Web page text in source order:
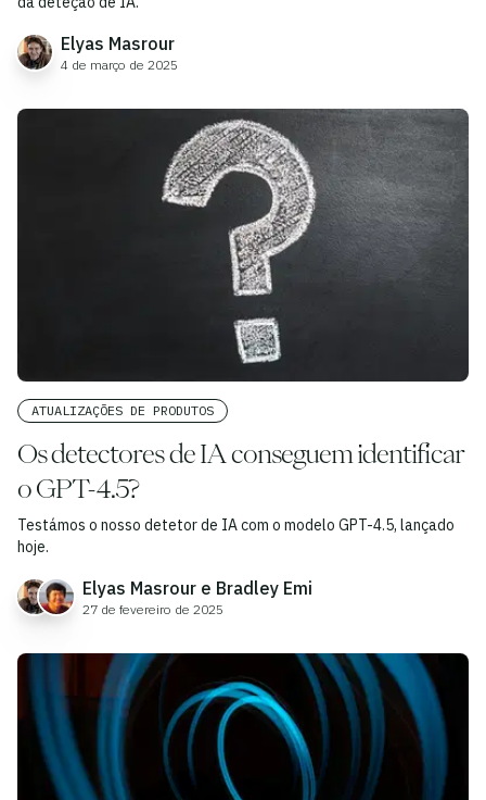
Elyas Masrour
4 de março de 2025
ATUALIZAÇÕES DE PRODUTOS
Os detectores de IA conseguem identificar
o GPT-4.5?
Testámos o nosso detetor de IA com o modelo GPT-4.5, lançado
hoje.
Elyas Masrour e Bradley Emi
27 de fevereiro de 2025